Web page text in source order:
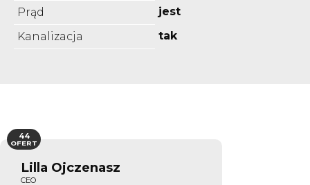
Prąd
jest
Kanalizacja
tak
Lilla Ojczenasz
CEO
44
OFERT